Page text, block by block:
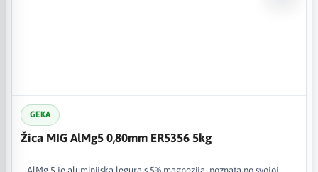
GEKA
Žica MIG AlMg5 0,80mm ER5356 5kg
AlMg 5 je aluminijska legura s 5% magnezija, poznata po svojoj